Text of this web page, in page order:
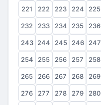
221 222 223 224 225
232 233 234 235 236
243 244 245 246 247
254 255 256 257 258
265 266 267 268 269
276 277 278 279 280